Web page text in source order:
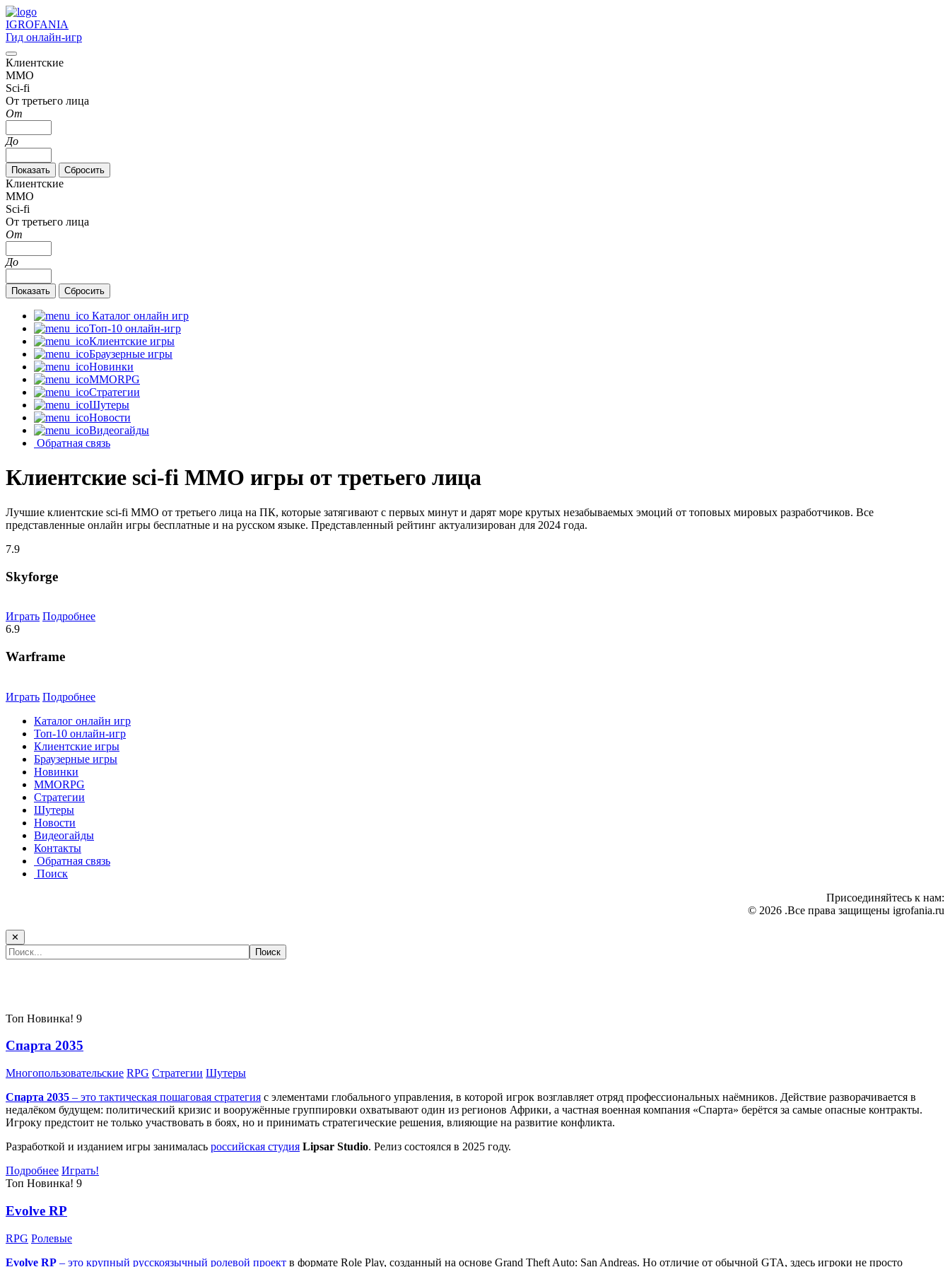
IGROFANIA
Гид онлайн-игр
Клиентские
MMO
Sci-fi
От третьего лица
От
До
Клиентские
MMO
Sci-fi
От третьего лица
От
До
Каталог онлайн игр
Топ-10 онлайн-игр
Клиентские игры
Браузерные игры
Новинки
MMORPG
Стратегии
Шутеры
Новости
Видеогайды
Обратная связь
Клиентские sci-fi MMO игры от третьего лица
Лучшие клиентские sci-fi MMO от третьего лица на ПК, которые затягивают с первых минут и дарят море крутых незабываемых эмоций от топовых мировых разработчиков. Все
представленные онлайн игры бесплатные и на русском языке. Представленный рейтинг актуализирован для 2024 года.
7.9
Skyforge
Играть Подробнее
6.9
Warframe
Играть Подробнее
Каталог онлайн игр
Топ-10 онлайн-игр
Клиентские игры
Браузерные игры
Новинки
MMORPG
Стратегии
Шутеры
Новости
Видеогайды
Контакты
Обратная связь
Поиск
Присоединяйтесь к нам:
© 2026 .Все права защищены igrofania.ru
✕
Топ Новинка! 9
Спарта 2035
Многопользовательские RPG Стратегии Шутеры
Спарта 2035 – это тактическая пошаговая стратегия с элементами глобального управления, в которой игрок возглавляет отряд профессиональных наёмников. Действие разворачивается в
недалёком будущем: политический кризис и вооружённые группировки охватывают один из регионов Африки, а частная военная компания «Спарта» берётся за самые опасные контракты.
Игроку предстоит не только участвовать в боях, но и принимать стратегические решения, влияющие на развитие конфликта.
Разработкой и изданием игры занималась российская студия Lipsar Studio. Релиз состоялся в 2025 году.
Подробнее Играть!
Топ Новинка! 9
Evolve RP
RPG Ролевые
Evolve RP – это крупный русскоязычный ролевой проект в формате Role Play, созданный на основе Grand Theft Auto: San Andreas. Но отличие от обычной GTA, здесь игроки не просто